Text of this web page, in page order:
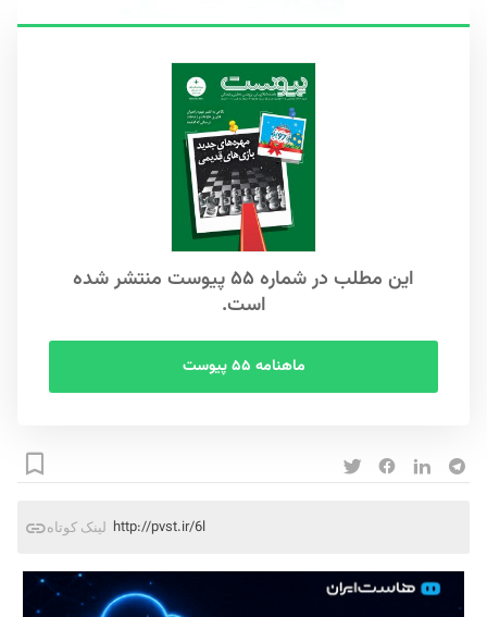
این مطلب در شماره ۵۵ پیوست منتشر شده
است.
ماهنامه ۵۵ پیوست
لینک کوتاه http://pvst.ir/6l